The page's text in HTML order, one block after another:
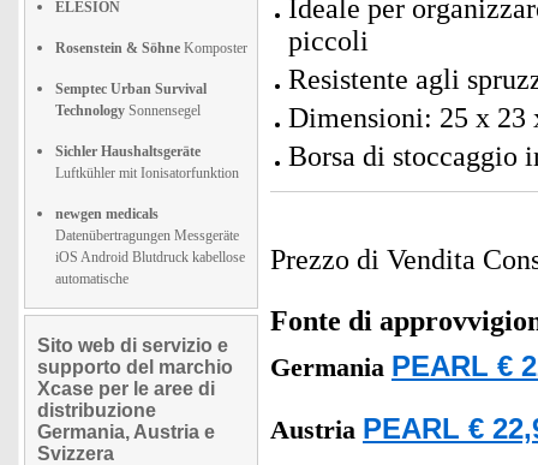
ELESION
Rosenstein & Söhne Komposter
Semptec Urban Survival
Technology Sonnensegel
Sichler Haushaltsgeräte
Luftkühler mit Ionisatorfunktion
newgen medicals
Datenübertragungen Messgeräte
iOS Android Blutdruck kabellose
automatische
Sito web di servizio e
supporto del marchio
Xcase per le aree di
distribuzione
Germania, Austria e
Svizzera
Ideale per
piccoli
Resistente agli
Dimensioni: 25 x 23
Borsa di stoccaggio
Prezzo di Vendita
Fonte di
Germania PEARL €
Austria PEARL €